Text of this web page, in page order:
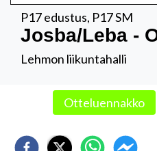
P17 edustus, P17 SM
Josba/Leba -
Lehmon liikuntahalli
Otteluennakko